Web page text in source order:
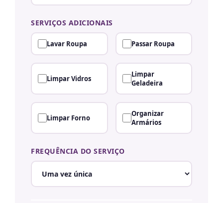
SERVIÇOS ADICIONAIS
Lavar Roupa Passar Roupa
Limpar Vidros
Limpar
Geladeira
Limpar Forno
Organizar
Armários
FREQUÊNCIA DO SERVIÇO